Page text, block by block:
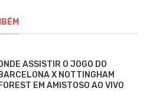
ASSISTIR O JOGO DO
BARCELONA X NOTTINGHAM
EM AMISTOSO AO VIVO